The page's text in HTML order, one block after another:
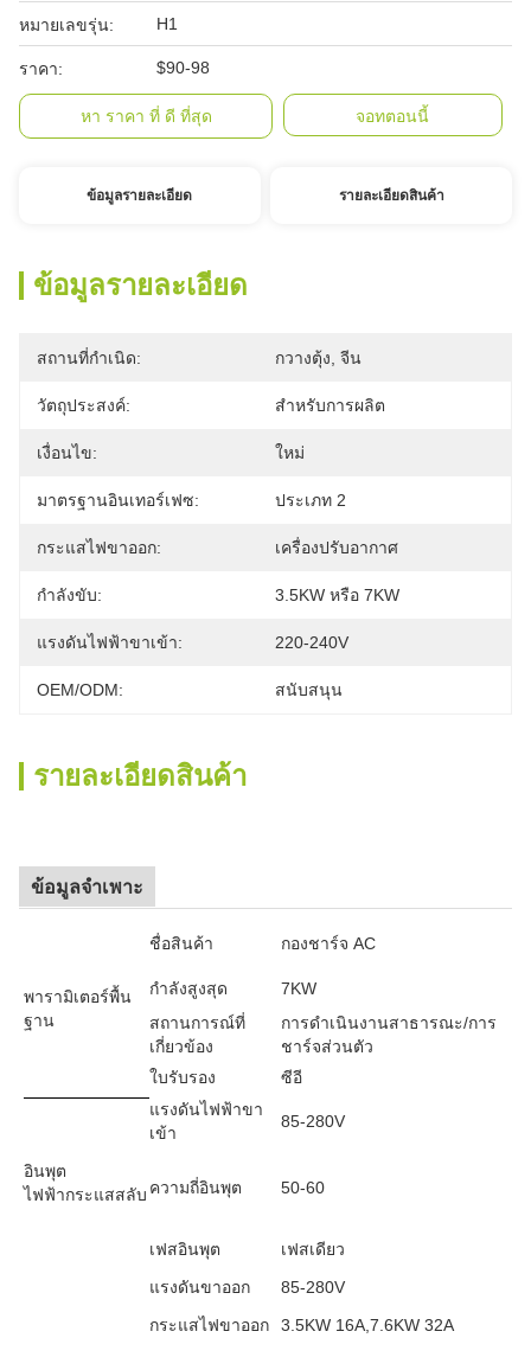
หมายเลขรุ่น: H1
ราคา: $90-98
หา ราคา ที่ ดี ที่สุด จอทตอนนี้
ข้อมูลรายละเอียด รายละเอียดสินค้า
ข้อมูลรายละเอียด
สถานที่กำเนิด: กวางตุ้ง, จีน
วัตถุประสงค์: สำหรับการผลิต
เงื่อนไข: ใหม่
มาตรฐานอินเทอร์เฟซ: ประเภท 2
กระแสไฟขาออก: เครื่องปรับอากาศ
กำลังขับ: 3.5KW หรือ 7KW
แรงดันไฟฟ้าขาเข้า: 220-240V
OEM/ODM: สนับสนุน
รายละเอียดสินค้า
ข้อมูลจำเพาะ
พารามิเตอร์พื้น
ฐาน
ชื่อสินค้า กองชาร์จ AC
กำลังสูงสุด
7KW
สถานการณ์ที่
เกี่ยวข้อง
การดำเนินงานสาธารณะ/การ
ชาร์จส่วนตัว
ใบรับรอง
ซีอี
อินพุต
ไฟฟ้ากระแสสลับ
แรงดันไฟฟ้าขา
เข้า
85-280V
ความถี่อินพุต 50-60
เฟสอินพุต เฟสเดียว
แรงดันขาออก
85-280V
กระแสไฟขาออก
3.5KW 16A,7.6KW 32A